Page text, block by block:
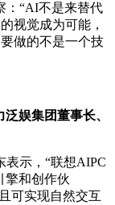
：“AI不是来替代
视觉成为可能，
做的不是一个技
娱集团董事长、
示，“联想AIPC
擎和创作伙
可实现自然交互